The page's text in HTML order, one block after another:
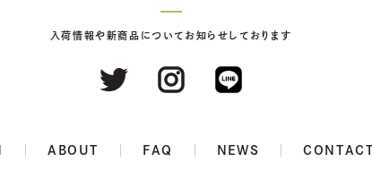
入荷情報や新商品についてお知らせしております
ABOUT FAQ NEWS